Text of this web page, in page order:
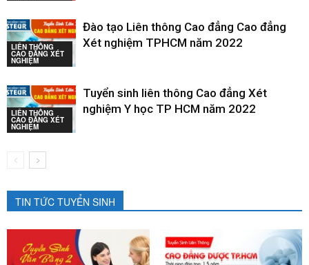
LIÊN THÔNG
CAO ĐẲNG XÉT
NGHIỆM
Đào tạo Liên thông Cao đẳng Cao đẳng
Xét nghiệm TPHCM năm 2022
LIÊN THÔNG
CAO ĐẲNG XÉT
NGHIỆM
Tuyển sinh liên thông Cao đẳng Xét
nghiệm Y học TP HCM năm 2022
TIN TỨC TUYỂN SINH